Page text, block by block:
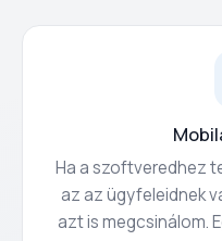
Ha a szoftveredhez
az az ügyfeleidnek
azt is megcsinálom.